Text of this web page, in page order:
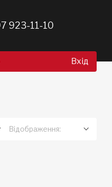
923-11-10
Вхід
Відображення: